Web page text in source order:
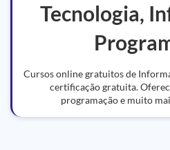
Tecnologia,
Cursos online gratuitos de
certificação gratuita.
programação e muito